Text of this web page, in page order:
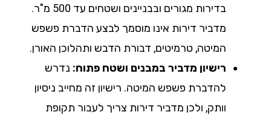
בדירות מגורים ובבניינים ושטחים עד 500 מ"ר.
מדביר דירות אינו מוסמך לבצע הדברת פשפש
המיטה, טרמיטים, דבורת הדבש ותהלוכן האורן.
רישיון מדביר במבנים ושטח פתוח: נדרש
להדברת פשפש המיטה. רישיון זה מחייב ניסיון
וותק, ולכן מדביר דירות צריך לעבור תקופת